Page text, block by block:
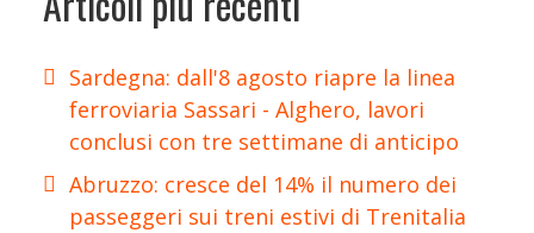
Sardegna: dall'8 agosto riapre la linea
ferroviaria Sassari - Alghero, lavori
conclusi con tre settimane di anticipo
Abruzzo: cresce del 14% il numero dei
passeggeri sui treni estivi di Trenitalia